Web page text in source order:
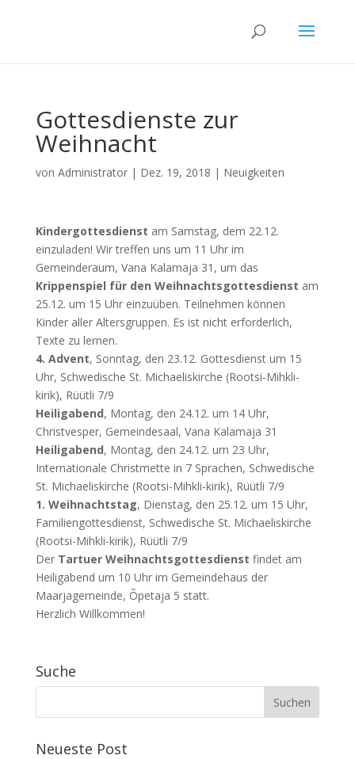
Gottesdienste zur
Weihnacht
von Administrator| Dez. 19, 2018 | Neuigkeiten
Kindergottesdienst am Samstag, dem 22.12.
einzuladen! Wir treffen uns um 11 Uhr im
Gemeinderaum, Vana Kalamaja 31, um das
Krippenspiel für den Weihnachtsgottesdienst am
25.12. um 15 Uhr einzuüben. Teilnehmen können
Kinder aller Altersgruppen. Es ist nicht erforderlich,
Texte zu lernen.
4. Advent, Sonntag, den 23.12. Gottesdienst um 15
Uhr, Schwedische St. Michaeliskirche (Rootsi-Mihkli-
kirik), Rüütli 7/9
Heiligabend, Montag, den 24.12. um 14 Uhr,
Christvesper, Gemeindesaal, Vana Kalamaja 31
Heiligabend, Montag, den 24.12. um 23 Uhr,
Internationale Christmette in 7 Sprachen, Schwedische
St. Michaeliskirche (Rootsi-Mihkli-kirik), Rüütli 7/9
1. Weihnachtstag, Dienstag, den 25.12. um 15 Uhr,
Familiengottesdienst, Schwedische St. Michaeliskirche
(Rootsi-Mihkli-kirik), Rüütli 7/9
Der Tartuer Weihnachtsgottesdienst findet am
Heiligabend um 10 Uhr im Gemeindehaus der
Maarjagemeinde, Õpetaja 5 statt.
Herzlich Willkommen!
Suche
Neueste Post